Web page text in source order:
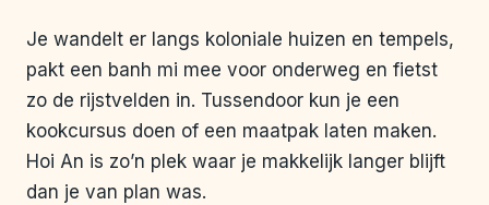
Je wandelt er langs koloniale huizen en tempels,
pakt een banh mi mee voor onderweg en fietst
zo de rijstvelden in. Tussendoor kun je een
kookcursus doen of een maatpak laten maken.
Hoi An is zo’n plek waar je makkelijk langer blijft
dan je van plan was.